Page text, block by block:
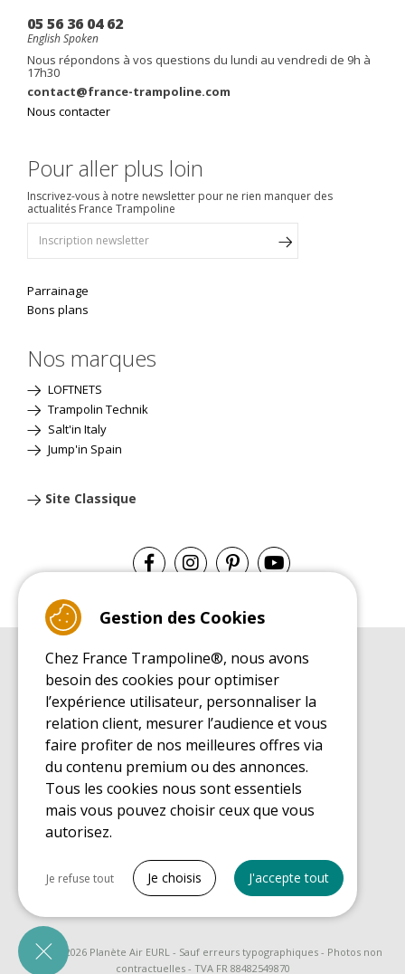
05 56 36 04 62
English Spoken
Nous répondons à vos questions du lundi au vendredi de 9h à
17h30
contact@france-trampoline.com
Nous contacter
Pour aller plus loin
Inscrivez-vous à notre newsletter pour ne rien manquer des
actualités France Trampoline
Parrainage
Bons plans
Nos marques
LOFTNETS
Trampolin Technik
Salt'in Italy
Jump'in Spain
Site Classique
Guide d'achat pour les trampolines de loisirs
GUIDE DE MONTAGE
Guide de montage pour les trampolines de loisirs
GUIDE D'ENTRETIEN
Guide d'entretien des trampolines de loisirs
GUIDE DÉCOUVERTE
Guide de découverte des trampolines de loisirs
GUIDE D'ACHAT PIÈCES DE RECHANGE
© 2008 - 2026 Planète Air EURL - Sauf erreurs typographiques - Photos non
contractuelles - TVA FR 88482549870
Gestion des Cookies
Chez France Trampoline®, nous avons
besoin des cookies pour optimiser
l’expérience utilisateur, personnaliser la
relation client, mesurer l’audience et vous
faire profiter de nos meilleures offres via
du contenu premium ou des annonces.
Tous les cookies nous sont essentiels
mais vous pouvez choisir ceux que vous
autorisez.
Cookies nécessaires
Nécessaire au fonctionnement du site
Je refuse tout Je choisis J'accepte tout